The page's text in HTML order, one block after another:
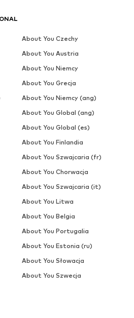
About You Czechy
About You Austria
About You Niemcy
About You Grecja
About You Niemcy (ang)
About You Global (ang)
About You Global (es)
About You Finlandia
About You Szwajcaria (fr)
About You Chorwacja
About You Szwajcaria (it)
About You Litwa
About You Belgia
About You Portugalia
About You Estonia (ru)
About You Słowacja
About You Szwecja